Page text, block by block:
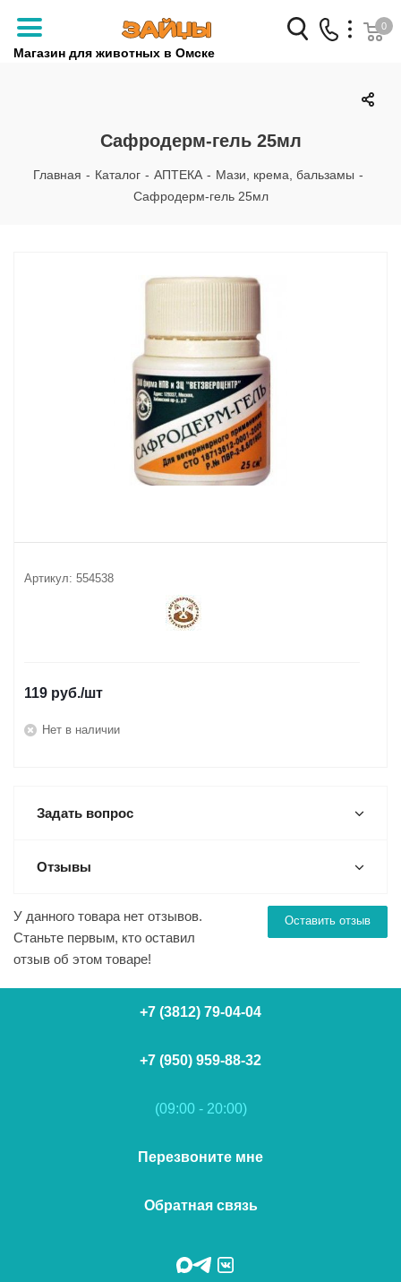
Магазин для животных в Омске
Заказать звонок
+7 (3812) 79-04-04
+7 (950) 959-88-32
0
Сафродерм-гель 25мл
Главная - Каталог - АПТЕКА - Мази, крема, бальзамы -
Сафродерм-гель 25мл
Артикул: 554538
119 руб./шт
Нет в наличии
Задать вопрос
Отзывы
Оставить отзыв
У данного товара нет отзывов.
Станьте первым, кто оставил
отзыв об этом товаре!
+7 (3812) 79-04-04
+7 (950) 959-88-32
(09:00 - 20:00)
Перезвоните мне
Обратная связь